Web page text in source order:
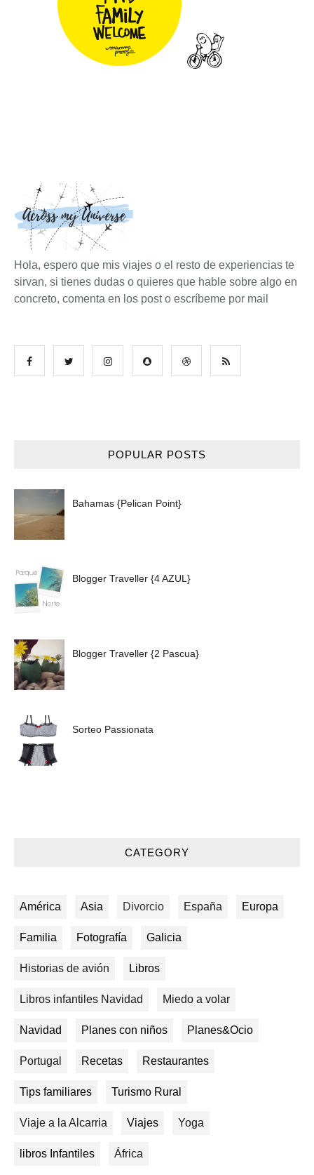
Hola, espero que mis viajes o el resto de experiencias te
sirvan, si tienes dudas o quieres que hable sobre algo en
concreto, comenta en los post o escríbeme por mail
POPULAR POSTS
Bahamas {Pelican Point}
Blogger Traveller {4 AZUL}
Blogger Traveller {2 Pascua}
Sorteo Passionata
CATEGORY
América Asia Divorcio España Europa
Familia Fotografía Galicia
Historias de avión Libros
Libros infantiles Navidad Miedo a volar
Navidad Planes con niños Planes&Ocio
Portugal Recetas Restaurantes
Tips familiares Turismo Rural
Viaje a la Alcarria Viajes Yoga
libros Infantiles África